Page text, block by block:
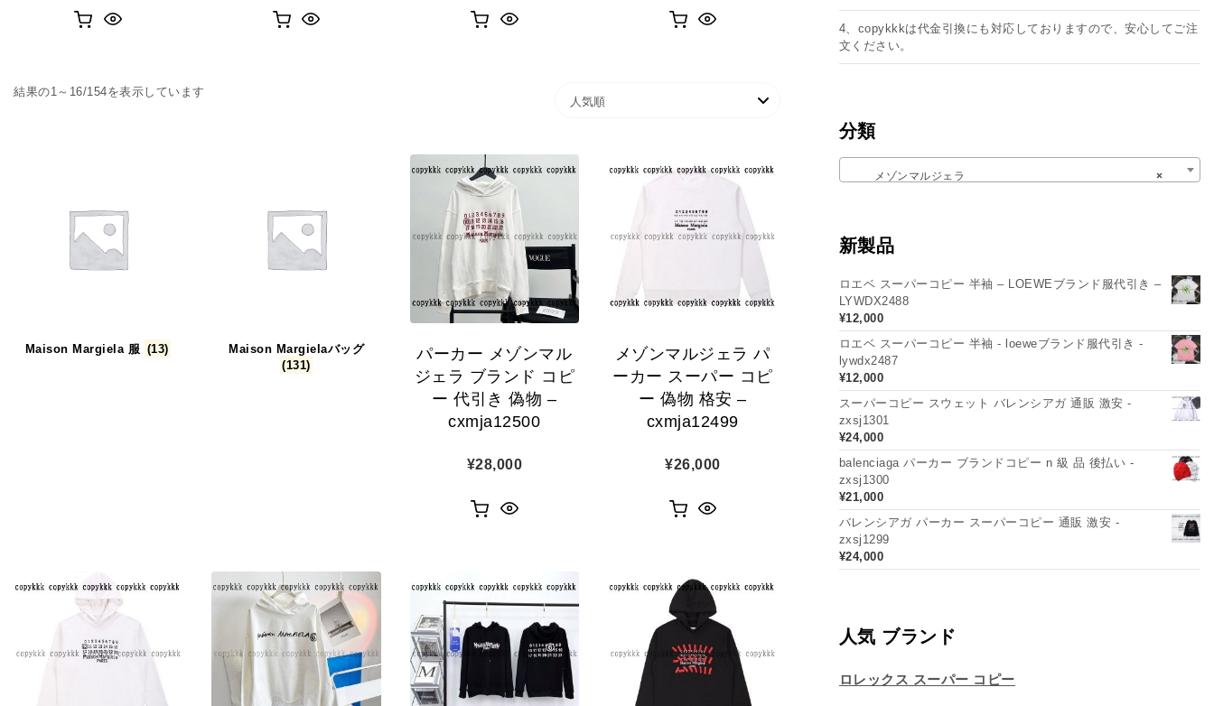
結果の1～16/154を表示しています
Maison Margiela 服 (13)
Maison Margielaバッグ
(131)
パーカー メゾンマル
ジェラ ブランド コピ
ー 代引き 偽物 –
cxmja12500
¥28,000
メゾンマルジェラ パ
ーカー スーパー コピ
ー 偽物 格安 –
cxmja12499
¥26,000
4、copykkkは代金引換にも対応しておりますので、安心してご注
文ください。
分類
×
メゾンマルジェラ
新製品
ロエベ スーパーコピー 半袖 – LOEWEブランド服代引き –
LYWDX2488
¥12,000
ロエベ スーパーコピー 半袖 - loeweブランド服代引き -
lywdx2487
¥12,000
スーパーコピー スウェット バレンシアガ 通販 激安 -
zxsj1301
¥24,000
balenciaga パーカー ブランドコピー n 級 品 後払い -
zxsj1300
¥21,000
バレンシアガ パーカー スーパーコピー 通販 激安 -
zxsj1299
¥24,000
人気 ブランド
ロレックス スーパー コピー